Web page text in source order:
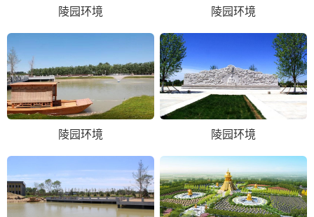
陵园环境 陵园环境
陵园环境 陵园环境